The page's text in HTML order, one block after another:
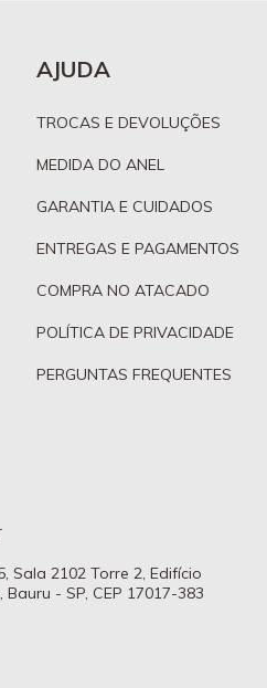
AJUDA
TROCAS E DEVOLUÇÕES
MEDIDA DO ANEL
GARANTIA E CUIDADOS
ENTREGAS E PAGAMENTOS
COMPRA NO ATACADO
POLÍTICA DE PRIVACIDADE
PERGUNTAS FREQUENTES
Sala 2102 Torre 2, Edifício
- SP, CEP 17017-383